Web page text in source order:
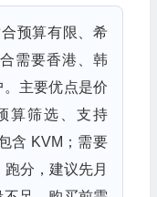
预算有限、希
需要香港、韩
主要优点是价
算筛选、支持
含 KVM；需要
分，建议先月